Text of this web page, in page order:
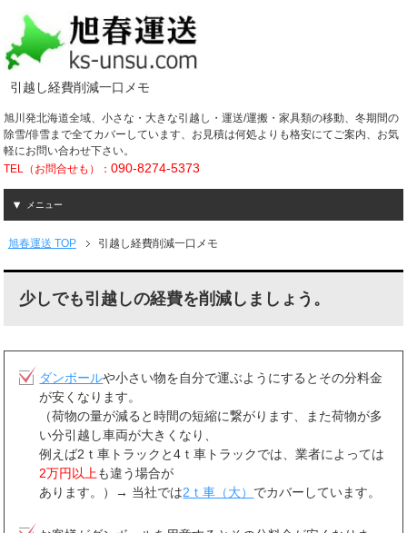
引越し経費削減一口メモ
旭川発北海道全域、小さな・大きな引越し・運送/運搬・家具類の移動、冬期間の
除雪/俳雪まで全てカバーしています、お見積は何処よりも格安にてご案内、お気
軽にお問い合わせ下さい。
TEL（お問合せも）：090-8274-5373
メニュー
旭春運送 TOP 引越し経費削減一口メモ
少しでも引越しの経費を削減しましょう。
ダンボールや小さい物を自分で運ぶようにするとその分料金
が安くなります。
（荷物の量が減ると時間の短縮に繋がります、また荷物が多
い分引越し車両が大きくなり、
例えば2ｔ車トラックと4ｔ車トラックでは、業者によっては
2万円以上も違う場合が
あります。）→ 当社では2ｔ車（大） でカバーしています。